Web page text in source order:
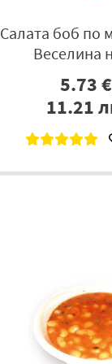
Салата боб по
Веселина
5.73
11.21